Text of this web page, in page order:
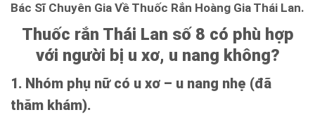
Bác Sĩ Chuyên Gia Về Thuốc Rắn Hoàng Gia Thái Lan.
Thuốc rắn Thái Lan số 8 có phù hợp
với người bị u xơ, u nang không?
1. Nhóm phụ nữ có u xơ – u nang nhẹ (đã
thăm khám).